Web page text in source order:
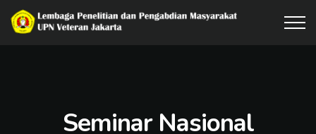
Seminar Nasional